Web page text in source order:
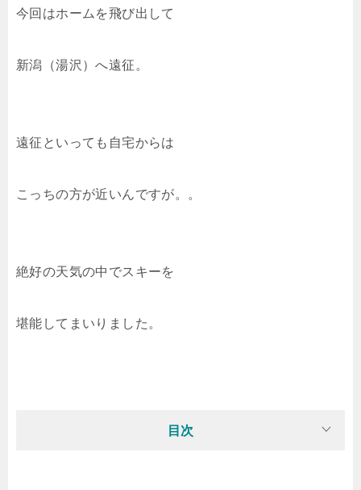
今回はホームを飛び出して
新潟（湯沢）へ遠征。
遠征といっても自宅からは
こっちの方が近いんですが。。
絶好の天気の中でスキーを
堪能してまいりました。
目次